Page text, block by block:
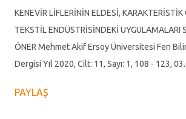
yılda gerçekleştirilmiştir. Tescil edilen
monoik (hermafrodit) çeşitlerdi...
KENEVİR LİFLERİNİN ELDESİ,
TEKSTİL ENDÜSTRİSİNDEKİ UYGULAMALARI
ÖNER Mehmet Akif Ersoy Üniversitesi Fen
Dergisi Yıl 2020, Cilt: 11, Sayı: 1, 108 - 123,
ÖZ Kenevir, yenilenebilir ve sürdürülebilir
PAYLAŞ